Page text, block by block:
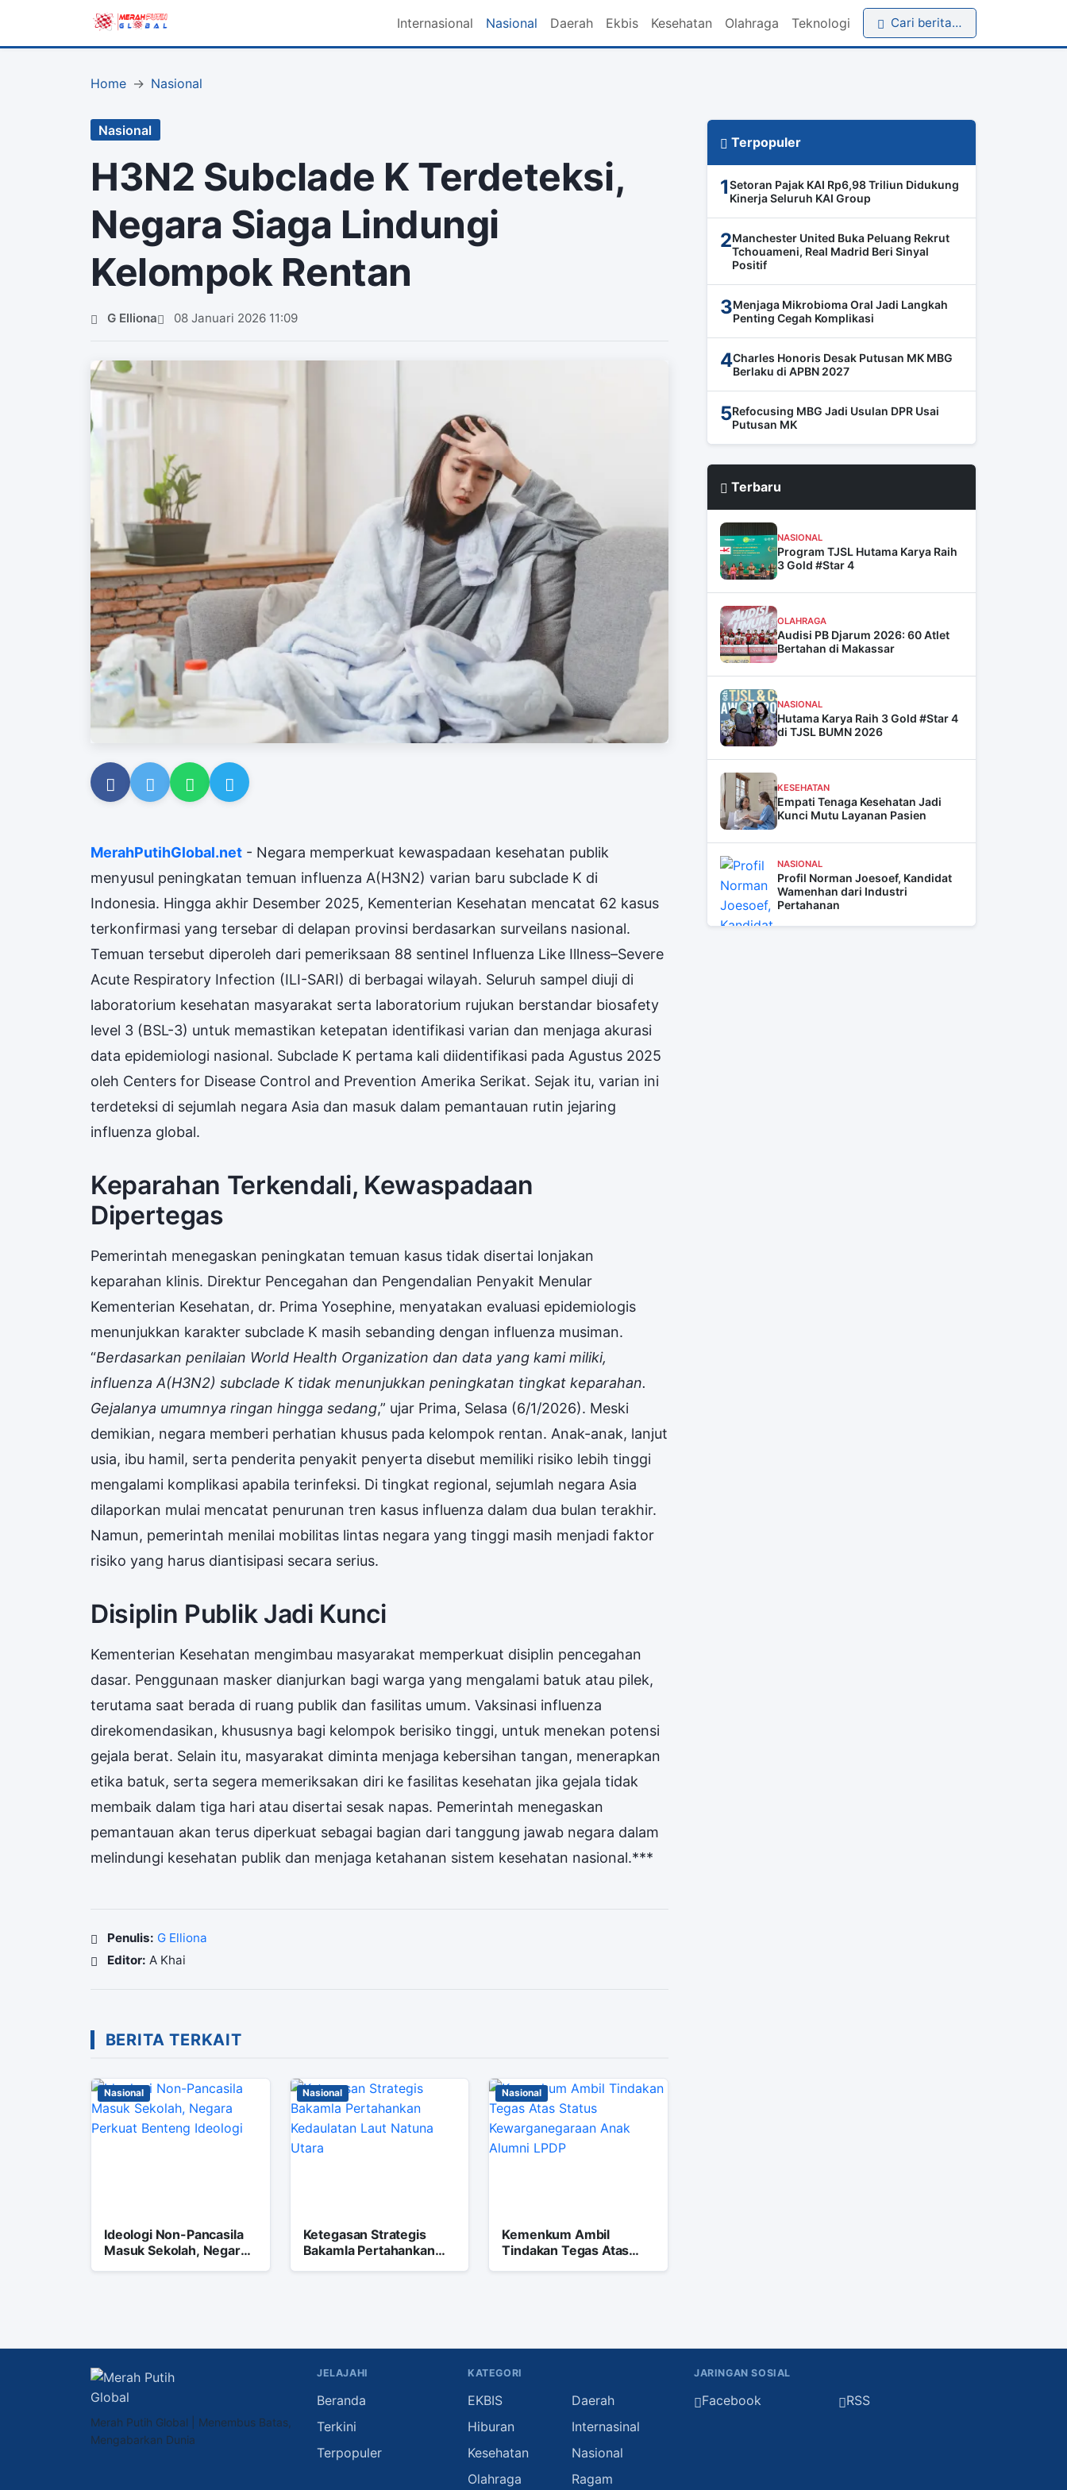
Internasional Nasional Daerah Ekbis Kesehatan Olahraga Teknologi Cari berita…
Home Nasional
Nasional
H3N2 Subclade K Terdeteksi,
Negara Siaga Lindungi
Kelompok Rentan
G Elliona 08 Januari 2026 11:09
MerahPutihGlobal.net - Negara memperkuat kewaspadaan kesehatan publik
menyusul peningkatan temuan influenza A(H3N2) varian baru subclade K di
Indonesia. Hingga akhir Desember 2025, Kementerian Kesehatan mencatat 62 kasus
terkonfirmasi yang tersebar di delapan provinsi berdasarkan surveilans nasional.
Temuan tersebut diperoleh dari pemeriksaan 88 sentinel Influenza Like Illness–Severe
Acute Respiratory Infection (ILI-SARI) di berbagai wilayah. Seluruh sampel diuji di
laboratorium kesehatan masyarakat serta laboratorium rujukan berstandar biosafety
level 3 (BSL-3) untuk memastikan ketepatan identifikasi varian dan menjaga akurasi
data epidemiologi nasional. Subclade K pertama kali diidentifikasi pada Agustus 2025
oleh Centers for Disease Control and Prevention Amerika Serikat. Sejak itu, varian ini
terdeteksi di sejumlah negara Asia dan masuk dalam pemantauan rutin jejaring
influenza global.
Keparahan Terkendali, Kewaspadaan
Dipertegas
Pemerintah menegaskan peningkatan temuan kasus tidak disertai lonjakan
keparahan klinis. Direktur Pencegahan dan Pengendalian Penyakit Menular
Kementerian Kesehatan, dr. Prima Yosephine, menyatakan evaluasi epidemiologis
menunjukkan karakter subclade K masih sebanding dengan influenza musiman.
“Berdasarkan penilaian World Health Organization dan data yang kami miliki,
influenza A(H3N2) subclade K tidak menunjukkan peningkatan tingkat keparahan.
Gejalanya umumnya ringan hingga sedang,” ujar Prima, Selasa (6/1/2026). Meski
demikian, negara memberi perhatian khusus pada kelompok rentan. Anak-anak, lanjut
usia, ibu hamil, serta penderita penyakit penyerta disebut memiliki risiko lebih tinggi
mengalami komplikasi apabila terinfeksi. Di tingkat regional, sejumlah negara Asia
dilaporkan mulai mencatat penurunan tren kasus influenza dalam dua bulan terakhir.
Namun, pemerintah menilai mobilitas lintas negara yang tinggi masih menjadi faktor
risiko yang harus diantisipasi secara serius.
Disiplin Publik Jadi Kunci
Kementerian Kesehatan mengimbau masyarakat memperkuat disiplin pencegahan
dasar. Penggunaan masker dianjurkan bagi warga yang mengalami batuk atau pilek,
terutama saat berada di ruang publik dan fasilitas umum. Vaksinasi influenza
direkomendasikan, khususnya bagi kelompok berisiko tinggi, untuk menekan potensi
gejala berat. Selain itu, masyarakat diminta menjaga kebersihan tangan, menerapkan
etika batuk, serta segera memeriksakan diri ke fasilitas kesehatan jika gejala tidak
membaik dalam tiga hari atau disertai sesak napas. Pemerintah menegaskan
pemantauan akan terus diperkuat sebagai bagian dari tanggung jawab negara dalam
melindungi kesehatan publik dan menjaga ketahanan sistem kesehatan nasional.***
Penulis: G Elliona
Editor: A Khai
BERITA TERKAIT
Nasional
Ideologi Non-Pancasila
Masuk Sekolah, Negara
Nasional
Ketegasan Strategis
Bakamla Pertahankan
Nasional
Kemenkum Ambil
Tindakan Tegas Atas
Terpopuler
1Setoran Pajak KAI Rp6,98 Triliun Didukung
Kinerja Seluruh KAI Group
2Manchester United Buka Peluang Rekrut
Tchouameni, Real Madrid Beri Sinyal
Positif
3Menjaga Mikrobioma Oral Jadi Langkah
Penting Cegah Komplikasi
4Charles Honoris Desak Putusan MK MBG
Berlaku di APBN 2027
5Refocusing MBG Jadi Usulan DPR Usai
Putusan MK
Terbaru
NASIONAL
Program TJSL Hutama Karya Raih
3 Gold #Star 4
OLAHRAGA
Audisi PB Djarum 2026: 60 Atlet
Bertahan di Makassar
NASIONAL
Hutama Karya Raih 3 Gold #Star 4
di TJSL BUMN 2026
KESEHATAN
Empati Tenaga Kesehatan Jadi
Kunci Mutu Layanan Pasien
NASIONAL
Profil Norman Joesoef, Kandidat
Wamenhan dari Industri
Pertahanan
Merah Putih Global | Menembus Batas,
Mengabarkan Dunia
JELAJAHI
Beranda
Terkini
Terpopuler
KATEGORI
EKBIS
Daerah
Hiburan
Internasinal
Kesehatan
Nasional
Olahraga
Ragam
JARINGAN SOSIAL
Facebook RSS